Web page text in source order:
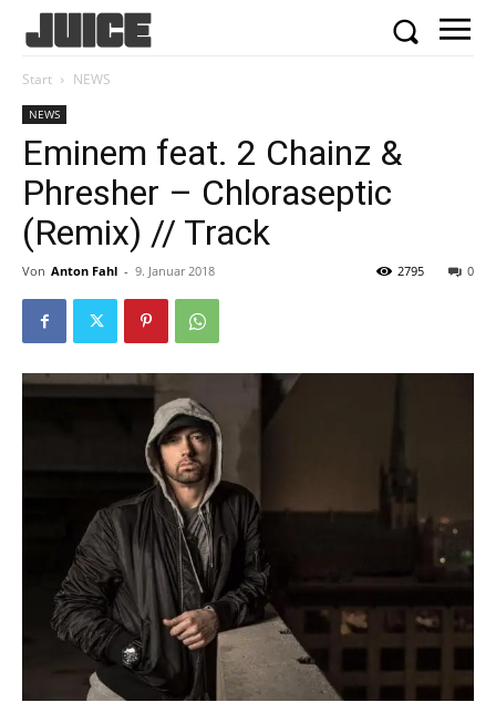
Start NEWS
NEWS
Eminem feat. 2 Chainz &
Phresher – Chloraseptic
(Remix) // Track
Von Anton Fahl - 9. Januar 2018 0
2795